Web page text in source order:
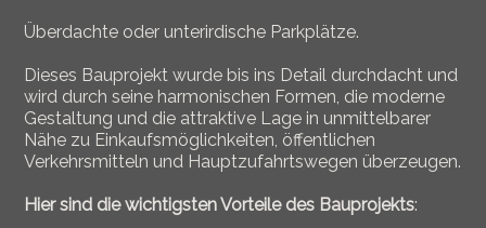
Überdachte oder unterirdische Parkplätze.
Dieses Bauprojekt wurde bis ins Detail durchdacht und
wird durch seine harmonischen Formen, die moderne
Gestaltung und die attraktive Lage in unmittelbarer
Nähe zu Einkaufsmöglichkeiten, öffentlichen
Verkehrsmitteln und Hauptzufahrtswegen überzeugen.
Hier sind die wichtigsten Vorteile des Bauprojekts: